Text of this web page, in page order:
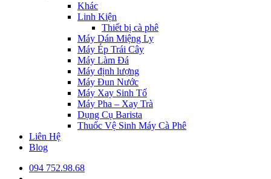
Khác
Linh Kiện
Thiết bị cà phê
Máy Dán Miệng Ly
Máy Ép Trái Cây
Máy Làm Đá
Máy định lượng
Máy Đun Nước
Máy Xay Sinh Tố
Máy Pha – Xay Trà
Dụng Cụ Barista
Thuốc Vệ Sinh Máy Cà Phê
Liên Hệ
Blog
094 752.98.68